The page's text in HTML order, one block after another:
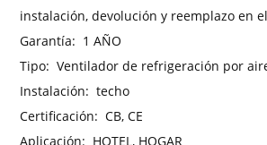
instalación, devolución y reemplazo en
Garantía: 1 AÑO
Tipo: Ventilador de refrigeración por
Instalación: techo
Certificación: CB, CE
Aplicación: HOTEL, HOGAR